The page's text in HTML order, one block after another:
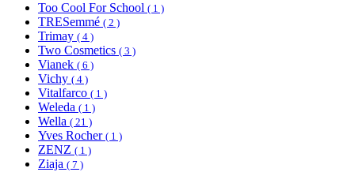
Too Cool For School ( 1 )
TRESemmé ( 2 )
Trimay ( 4 )
Two Cosmetics ( 3 )
Vianek ( 6 )
Vichy ( 4 )
Vitalfarco ( 1 )
Weleda ( 1 )
Wella ( 21 )
Yves Rocher ( 1 )
ZENZ ( 1 )
Ziaja ( 7 )